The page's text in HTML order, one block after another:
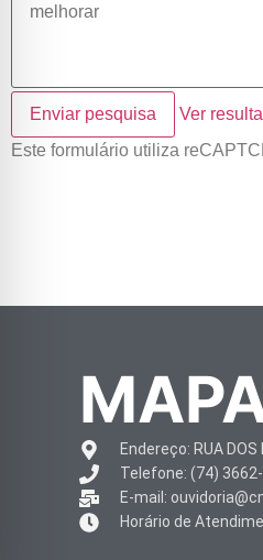
Enviar pesquisa
Ver
Este formulário utiliza
Endereço: RUA DOS
Telefone: (74)
E-mail:
Horário de